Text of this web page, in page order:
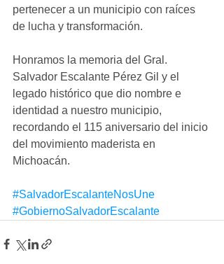
pertenecer a un municipio con raíces
de lucha y transformación.
Honramos la memoria del Gral.
Salvador Escalante Pérez Gil y el
legado histórico que dio nombre e
identidad a nuestro municipio,
recordando el 115 aniversario del inicio
del movimiento maderista en
Michoacán.
#SalvadorEscalanteNosUne
#GobiernoSalvadorEscalante